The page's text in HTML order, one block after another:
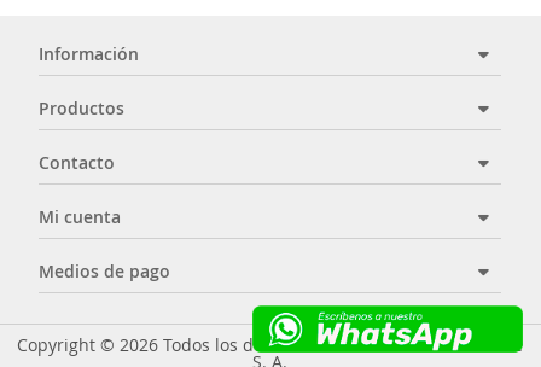
Información
Productos
Contacto
Mi cuenta
Medios de pago
Copyright © 2026 Todos los derechos reservados - Wei Chile
S. A.